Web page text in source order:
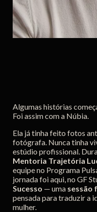
Algumas histórias
Foi assim com a Núbia.
Ela já tinha feito fotos
fotógrafa. Nunca tinha
estúdio profissional.
Mentoria Trajetória
equipe no Programa
jornada foi aqui, no GF
Sucesso — uma sessão
pensada para traduzir a
mulher.